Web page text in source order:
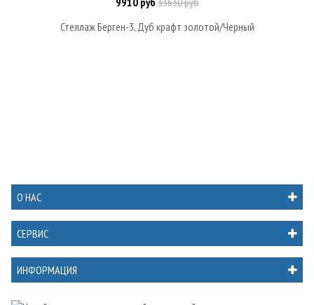
Стеллаж Берген-3, Дуб крафт золотой/Черный
О НАС
СЕРВИС
ИНФОРМАЦИЯ